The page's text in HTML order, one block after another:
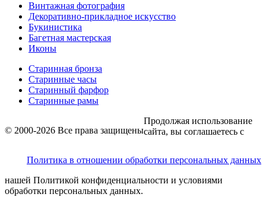
Винтажная фотография
Декоративно-прикладное искусство
Букинистика
Багетная мастерская
Иконы
Старинная бронза
Старинные часы
Старинный фарфор
Старинные рамы
© 2000-2026 Все права защищены
Политика в отношении обработки персональных данных
Продолжая использование
сайта, вы соглашаетесь с
нашей Политикой конфиденциальности и условиями
обработки персональных данных.